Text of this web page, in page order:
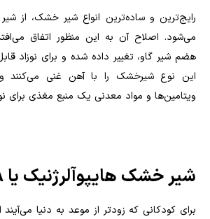
رایج‌ترین و ساده‌ترین انواع شیر خشک، از
می‌شود. اصلاح آن به این منظور اتفاق
هضم شیر گاو، تغییر داده شده و برای نوزاد
این نوع شیرخشک را با آهن غنی می‌کنند
ویتامین‌ها و مواد معدنی یک منبع مغذی
شیر خشک هایپوآلرژنیک یا
برای کودکانی که زودتر از موعد به دنیا